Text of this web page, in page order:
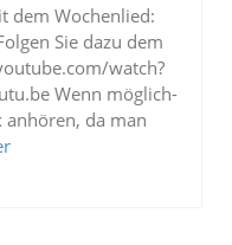
dem Wochenlied:
Sie dazu dem
watch?
Wenn möglich-
da man